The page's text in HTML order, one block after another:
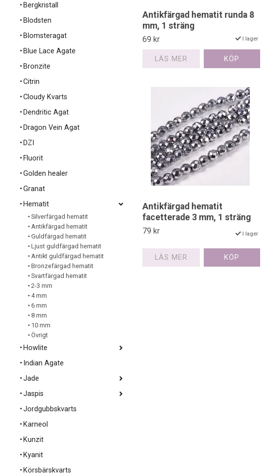
Bergkristall
Blodsten
Blomsteragat
Blue Lace Agate
Bronzite
Citrin
Cloudy Kvarts
Dendritic Agat
Dragon Vein Agat
DZI
Fluorit
Golden healer
Granat
Hematit
Silverfärgad hematit
Antikfärgad hematit
Guldfärgad hematit
Ljust guldfärgad hematit
Antikt guldfärgad hematit
Bronzefärgad hematit
Svartfärgad hematit
2-3 mm
4 mm
6 mm
8 mm
10 mm
Övrigt
Howlite
Indian Agate
Jade
Jaspis
Jordgubbskvarts
Karneol
Kunzit
Kyanit
Körsbärskvarts
Antikfärgad hematit runda 8
mm, 1 sträng
69 kr I lager
LÄS MER
Antikfärgad hematit
facetterade 3 mm, 1 sträng
79 kr I lager
LÄS MER